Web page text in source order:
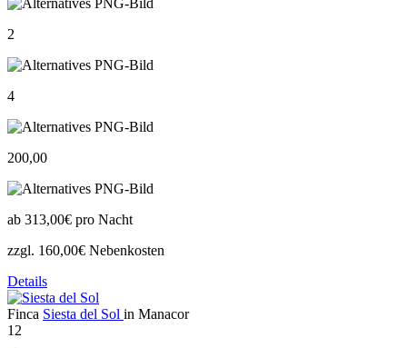
2
4
200,00
ab 313,00€ pro Nacht
zzgl. 160,00€ Nebenkosten
Details
Finca Siesta del Sol in Manacor
12